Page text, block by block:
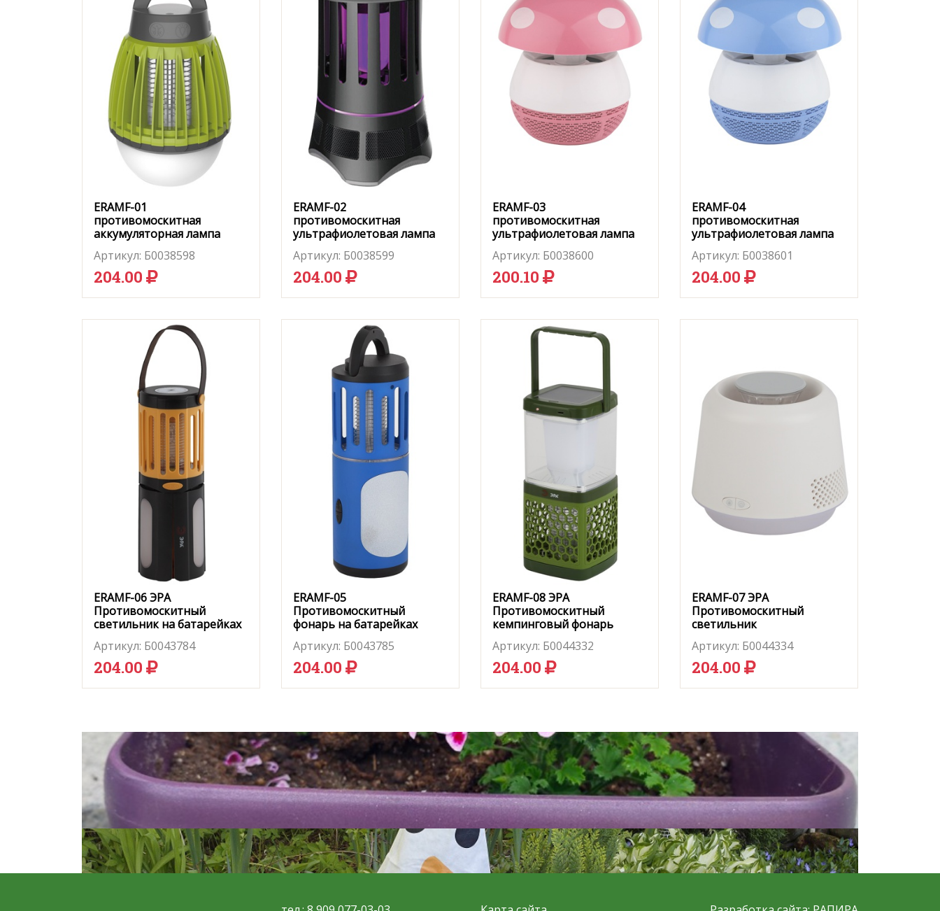
ERAMF-01
противомоскитная
аккумуляторная лампа
Артикул: Б0038598
204.00
ERAMF-02
противомоскитная
ультрафиолетовая лампа
Артикул: Б0038599
204.00
ERAMF-03
противомоскитная
ультрафиолетовая лампа
Артикул: Б0038600
200.10
ERAMF-04
противомоскитная
ультрафиолетовая лампа
Артикул: Б0038601
204.00
ERAMF-06 ЭРА
Противомоскитный
светильник на батарейках
Артикул: Б0043784
204.00
ERAMF-05
Противомоскитный
фонарь на батарейках
Артикул: Б0043785
204.00
ERAMF-08 ЭРА
Противомоскитный
кемпинговый фонарь
Артикул: Б0044332
204.00
ERAMF-07 ЭРА
Противомоскитный
светильник
Артикул: Б0044334
204.00